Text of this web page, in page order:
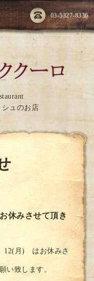
03-5327-8336
シュのお店
休みさせて頂き
12(月) はお休みさ
い致します。